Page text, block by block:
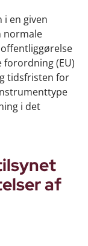
en given
normale
forordning (EU)
tidsfristen for
i det
af